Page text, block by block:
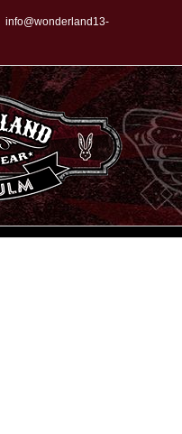
info@wonderland13-